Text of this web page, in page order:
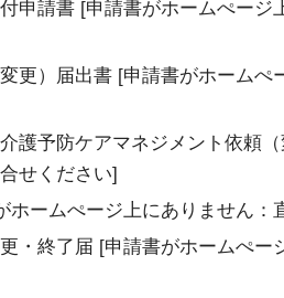
申請書 [申請書がホームぺージ
更）届出書 [申請書がホームぺ
護予防ケアマネジメント依頼
せください]
ホームぺージ上にありません：
・終了届 [申請書がホームぺー